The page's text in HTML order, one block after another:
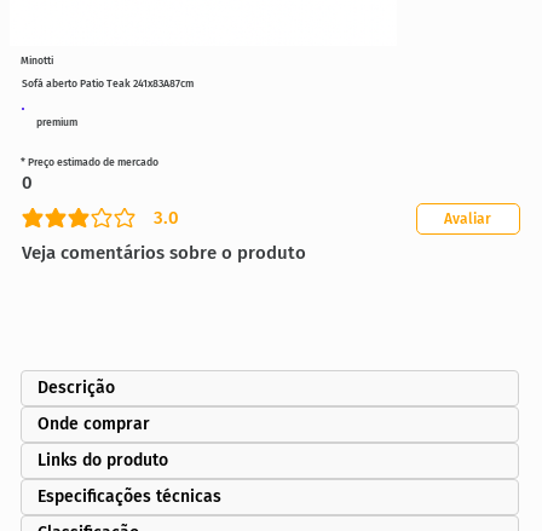
premium
Sofá aberto Patio Teak 241x83A87cm
3.0
classificação média é 3 de 5
Veja comentários sobre o produto
Avaliar
* Preço estimado de mercado
0
Minotti
Descrição
Onde comprar
Links do produto
Especificações técnicas